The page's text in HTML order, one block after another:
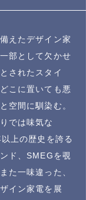
えたデザイン家
部として欠かせ
されたスタイ
こに置いても悪
空間に馴染む。
では味気な
上の歴史を誇る
ド、SMEGを覗
た一味違った、
イン家電を展